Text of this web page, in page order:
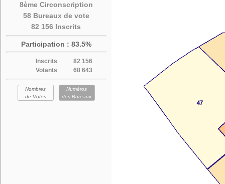
8ème Circonscription
58 Bureaux de vote
82 156 Inscrits
Participation : 83.5%
Inscrits
82 156
Votants
68 643
Nombres
de Votes
Numéros
des Bureaux